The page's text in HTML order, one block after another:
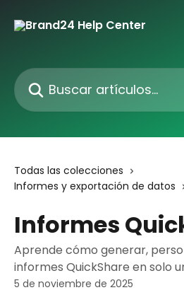
Buscar artículos...
Todas las colecciones
Informes y exportación de datos
Informes
Aprende cómo generar,
informes QuickShare en solo
5 de noviembre de 2025